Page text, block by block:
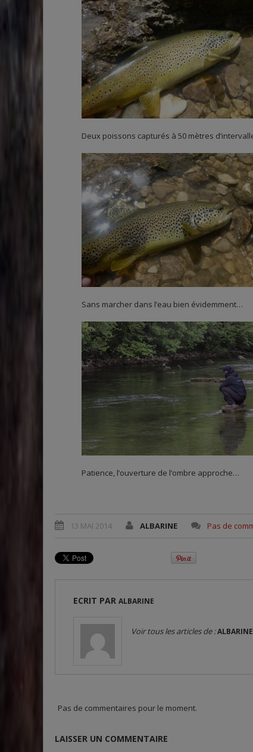
Deux poissons capturés à 50 mètres
Sans marcher dans l’eau bien évidemment…
Patience, l’ouverture de l’ombre approche…
13 MAI 2014 ALBARINE Pas de
ECRIT PAR ALBARINE
Voir tous les articles de :ALBARINE
Pas de commentaires pour le moment.
LAISSER UN COMMENTAIRE